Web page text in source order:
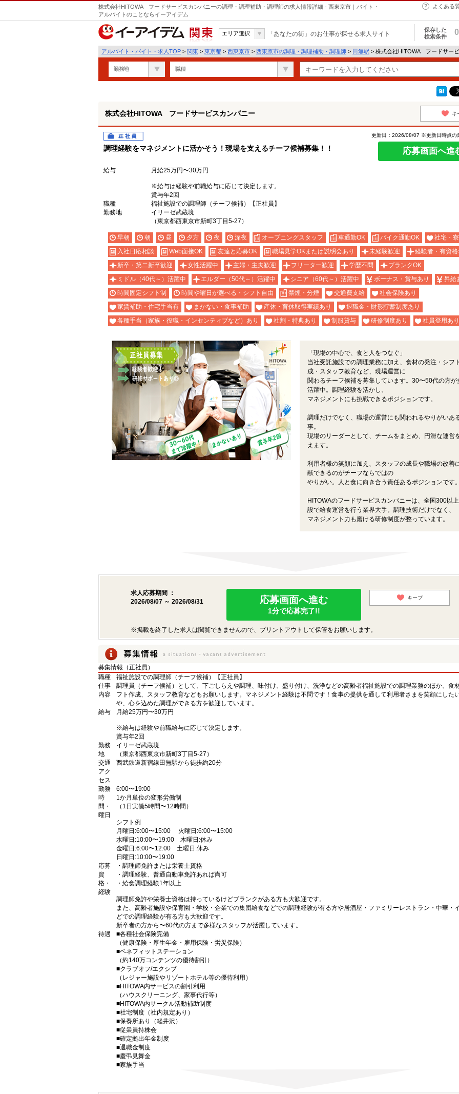
株式会社HITOWA フードサービスカンパニーの調理・調理補助・調理師の求人情報詳細 - 西東京市｜バイト・
アルバイトのことならイーアイデム
よくある
関東
エリア選択 「あなたの街」のお仕事が探せる求人サイト
保存した
検索条件
0
アルバイト・バイト・求人TOP > 関東 > 東京都 > 西東京市 > 西東京市の調理・調理補助・調理師 > 田無駅 > 株式会社HITOWA フードサー
勤務地 職種
株式会社HITOWA フードサービスカンパニー キ
正社員
調理経験をマネジメントに活かそう！現場を支えるチーフ候補募集！！
更新日：2026/08/07 ※更新日時点の
応募画面へ進
給与 月給25万円〜30万円
※給与は経験や前職給与に応じて決定します。
賞与年2回
職種
福祉施設での調理師（チーフ候補）【正社員】
勤務地
イリーゼ武蔵境
（東京都西東京市新町3丁目5-27）
早朝 朝 昼 夕方 夜 深夜 オープニングスタッフ 車通勤OK バイク通勤OK
社宅・
入社日応相談
Web面接OK 友達と応募OK 職場見学OKまたは説明会あり 未経験歓迎
経験者・有資格
新卒・第二新卒歓迎
女性活躍中 主婦・主夫歓迎 フリーター歓迎 学歴不問
ブランクOK
ミドル（40代～）活躍中
エルダー（50代～）活躍中 シニア（60代～）活躍中 ボーナス・賞与あり
昇給
時間固定シフト制
時間や曜日が選べる・シフト自由 禁煙・分煙 交通費支給
社会保険あり
家賃補助・住宅手当有
まかない・食事補助 産休・育休取得実績あり
退職金・財形貯蓄制度あり
各種手当（家族・役職・インセンティブなど）あり
社割・特典あり 制服貸与 研修制度あり 社員登用あり
「現場の中心で、食と人をつなぐ」
当社受託施設での調理業務に加え、食材の発注・シフ
成・スタッフ教育など、現場運営に
関わるチーフ候補を募集しています。30〜50代の方が
活躍中。調理経験を活かし、
マネジメントにも挑戦できるポジションです。
調理だけでなく、職場の運営にも関われるやりがいあ
事。
現場のリーダーとして、チームをまとめ、円滑な運営
えます。
利用者様の笑顔に加え、スタッフの成長や職場の改善
献できるのがチーフならではの
やりがい。人と食に向き合う責任あるポジションです。
HITOWAのフードサービスカンパニーは、全国300以
設で給食運営を行う業界大手。調理技術だけでなく、
マネジメント力も磨ける研修制度が整っています。
求人応募期間 ：
2026/08/07 ～ 2026/08/31
応募画面へ進む
1分で応募完了!!
キープ
※掲載を終了した求人は閲覧できませんので、プリントアウトして保管をお願いします。
募集情報（正社員）
職種
福祉施設での調理師（チーフ候補）【正社員】
仕事
内容
調理員（チーフ候補）として、下ごしらえや調理、味付け、盛り付け、洗浄などの高齢者福祉施設での調理業務のほか、食
フト作成、スタッフ教育などもお願いします。マネジメント経験は不問です！食事の提供を通して利用者さまを笑顔にした
や、心を込めた調理ができる方を歓迎しています。
給与
月給25万円〜30万円
※給与は経験や前職給与に応じて決定します。
賞与年2回
勤務
地
イリーゼ武蔵境
（東京都西東京市新町3丁目5-27）
交通
アク
セス
西武鉄道新宿線田無駅から徒歩約20分
勤務
時
間・
曜日
6:00〜19:00
1か月単位の変形労働制
（1日実働5時間〜12時間）
シフト例
月曜日:6:00〜15:00 火曜日:6:00〜15:00
水曜日:10:00〜19:00 木曜日:休み
金曜日:6:00〜12:00 土曜日:休み
日曜日:10:00〜19:00
応募
資
格・
経験
・調理師免許または栄養士資格
・調理経験、普通自動車免許あれば尚可
・給食調理経験1年以上
調理師免許や栄養士資格は持っているけどブランクがある方も大歓迎です。
また、高齢者施設や保育園・学校・企業での集団給食などでの調理経験が有る方や居酒屋・ファミリーレストラン・中華・
どでの調理経験が有る方も大歓迎です。
新卒者の方から〜60代の方まで多様なスタッフが活躍しています。
待遇
■各種社会保険完備
（健康保険・厚生年金・雇用保険・労災保険）
■ベネフィットステーション
（約140万コンテンツの優待割引）
■クラブオフ/エクシブ
（レジャー施設やリゾートホテル等の優待利用）
■HITOWA内サービスの割引利用
（ハウスクリーニング、家事代行等）
■HITOWA内サークル活動補助制度
■社宅制度（社内規定あり）
■保養所あり（軽井沢）
■従業員持株会
■確定拠出年金制度
■退職金制度
■慶弔見舞金
■家族手当